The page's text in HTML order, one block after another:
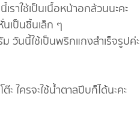
าใช้เป็นเนื้อหน้าอกล้วนนะคะ
เป็นชิ้นเล็ก ๆ
นนี้ใช้เป็นพริกแกงสำเร็จรูปค่ะ
ใครจะใช้น้ำตาลปีบก็ได้นะคะ